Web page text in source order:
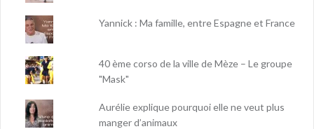
Yannick : Ma famille, entre Espagne et France
40 ème corso de la ville de Mèze – Le groupe
"Mask"
Aurélie explique pourquoi elle ne veut plus
manger d’animaux